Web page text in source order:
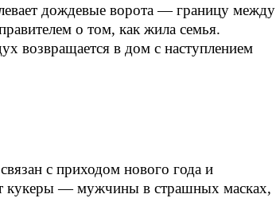
дождевые ворота — границу между
о том, как жила семья.
возвращается в дом с наступлением
с приходом нового года и
кукеры — мужчины в страшных масках,